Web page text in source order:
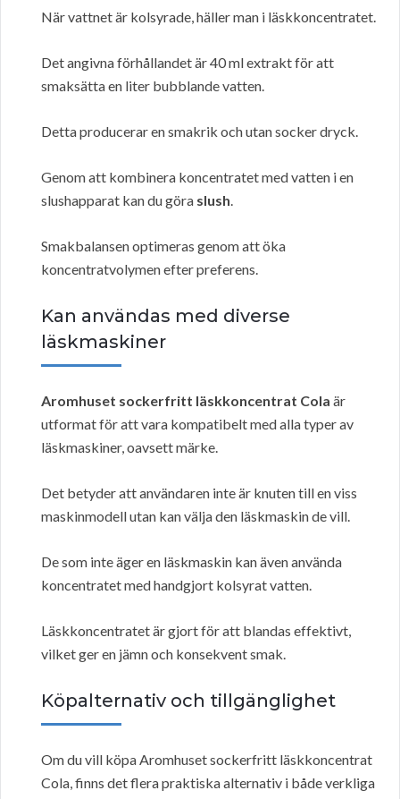
När vattnet är kolsyrade, häller man i läskkoncentratet.
Det angivna förhållandet är 40 ml extrakt för att
smaksätta en liter bubblande vatten.
Detta producerar en smakrik och utan socker dryck.
Genom att kombinera koncentratet med vatten i en
slushapparat kan du göra slush.
Smakbalansen optimeras genom att öka
koncentratvolymen efter preferens.
Kan användas med diverse
läskmaskiner
Aromhuset sockerfritt läskkoncentrat Cola är
utformat för att vara kompatibelt med alla typer av
läskmaskiner, oavsett märke.
Det betyder att användaren inte är knuten till en viss
maskinmodell utan kan välja den läskmaskin de vill.
De som inte äger en läskmaskin kan även använda
koncentratet med handgjort kolsyrat vatten.
Läskkoncentratet är gjort för att blandas effektivt,
vilket ger en jämn och konsekvent smak.
Köpalternativ och tillgänglighet
Om du vill köpa Aromhuset sockerfritt läskkoncentrat
Cola, finns det flera praktiska alternativ i både verkliga